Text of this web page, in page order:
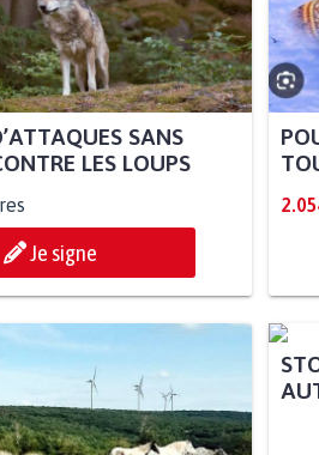
SANS
LES LOUPS
Je signe